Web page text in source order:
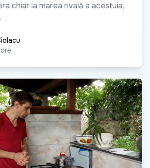
chiar la marea rivală a acestuia,